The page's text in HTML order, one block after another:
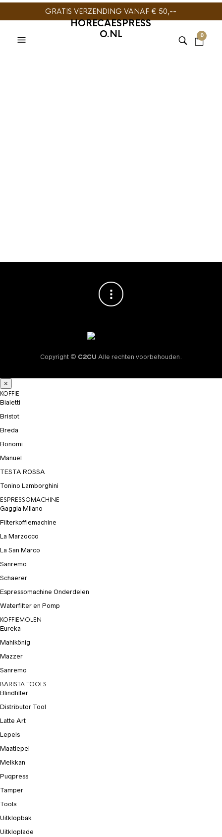
GRATIS VERZENDING VANAF € 50,--
HORECAESPRESS
O.NL
0
Copyright © C2CU Alle rechten voorbehouden.
×
KOFFIE
Bialetti
Bristot
Breda
Bonomi
Manuel
TESTA ROSSA
Tonino Lamborghini
ESPRESSOMACHINE
Gaggia Milano
Filterkoffiemachine
La Marzocco
La San Marco
Sanremo
Schaerer
Espressomachine Onderdelen
Waterfilter en Pomp
KOFFIEMOLEN
Eureka
Mahlkönig
Mazzer
Sanremo
BARISTA TOOLS
Blindfilter
Distributor Tool
Latte Art
Lepels
Maatlepel
Melkkan
Puqpress
Tamper
Tools
Uitklopbak
Uitkloplade